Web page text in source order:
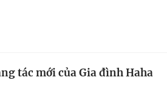
tác mới của Gia đình Haha